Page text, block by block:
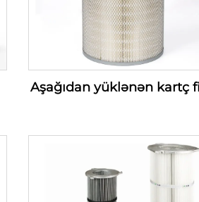
Aşağıdan yüklənən kartç